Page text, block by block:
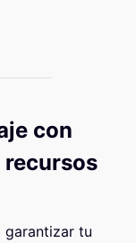
con
recursos
garantizar tu